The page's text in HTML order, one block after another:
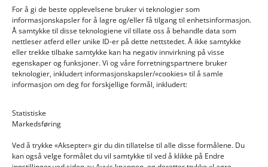
For å gi de beste opplevelsene bruker vi teknologier som
informasjonskapsler for å lagre og/eller få tilgang til enhetsinformasjon.
Å samtykke til disse teknologiene vil tillate oss å behandle data som
nettleser atferd eller unike ID-er på dette nettstedet. Å ikke samtykke
eller trekke tilbake samtykke kan ha negativ innvirkning på visse
egenskaper og funksjoner. Vi og våre forretningspartnere bruker
teknologier, inkludert informasjonskapsler/«cookies» til å samle
informasjon om deg for forskjellige formål, inkludert:
Statistiske
Markedsføring
Ved å trykke «Aksepter» gir du din tillatelse til alle disse formålene. Du
kan også velge formålet du vil samtykke til ved å klikke på Endre